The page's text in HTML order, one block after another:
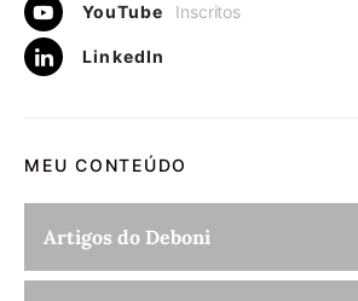
YouTube Inscritos
LinkedIn
MEU CONTEÚDO
Artigos do Deboni